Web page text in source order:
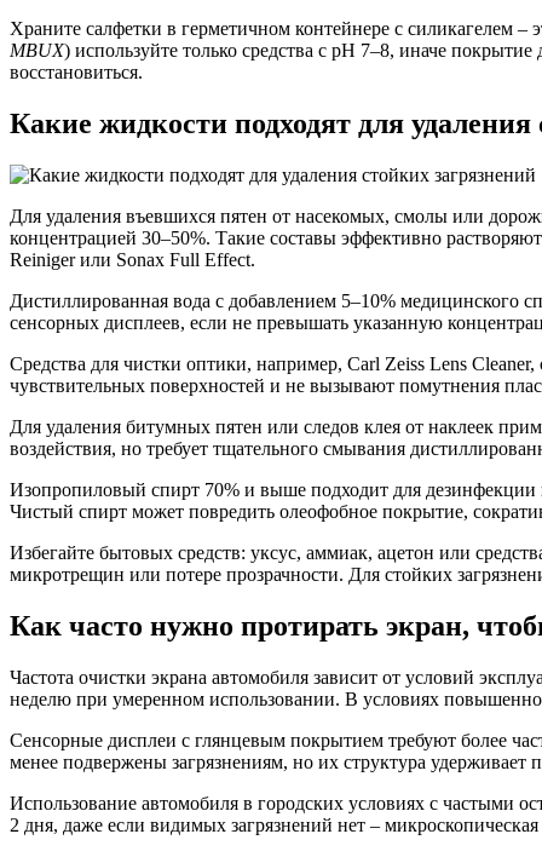
Храните салфетки в герметичном контейнере с силикагелем
MBUX) используйте только средства с pH 7–8, иначе
восстановиться.
Какие жидкости подходят для удаления
Для удаления въевшихся пятен от насекомых, смолы или
концентрацией 30–50%. Такие составы эффективно
Reiniger или Sonax Full Effect.
Дистиллированная вода с добавлением 5–10% медицинского
сенсорных дисплеев, если не превышать указанную
Средства для чистки оптики, например, Carl Zeiss Lens
чувствительных поверхностей и не вызывают помутнения
Для удаления битумных пятен или следов клея от наклеек
воздействия, но требует тщательного смывания
Изопропиловый спирт 70% и выше подходит для дезинфекции
Чистый спирт может повредить олеофобное покрытие,
Избегайте бытовых средств: уксус, аммиак, ацетон или
микротрещин или потере прозрачности. Для стойких
Как часто нужно протирать экран,
Частота очистки экрана автомобиля зависит от условий
неделю при умеренном использовании. В условиях
Сенсорные дисплеи с глянцевым покрытием требуют более
менее подвержены загрязнениям, но их структура удерживает
Использование автомобиля в городских условиях с частыми
2 дня, даже если видимых загрязнений нет –